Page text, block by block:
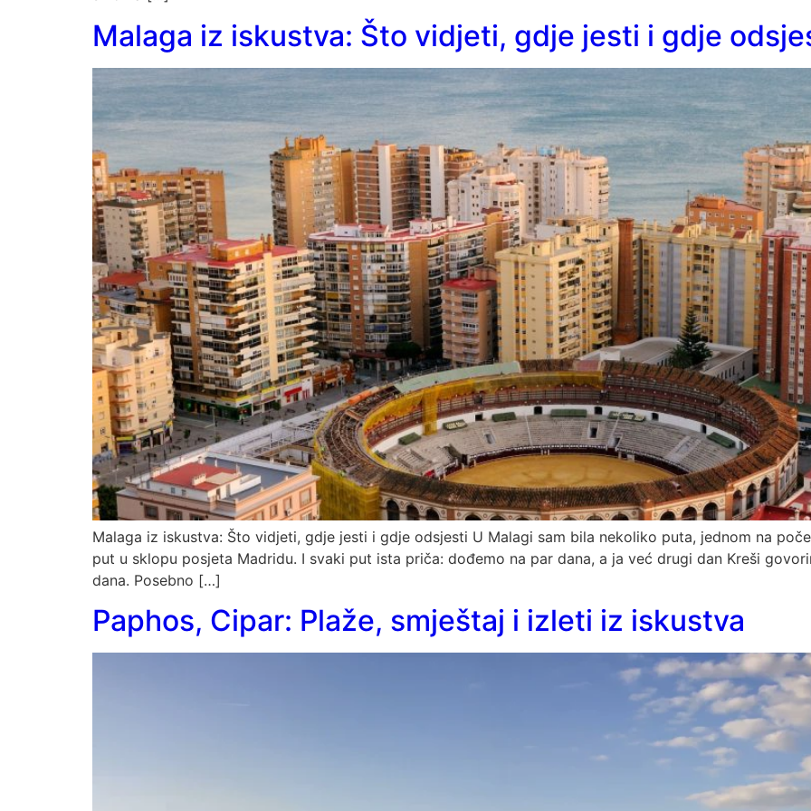
Malaga iz iskustva: Što vidjeti, gdje jesti i gdje
Malaga iz iskustva: Što vidjeti, gdje jesti i gdje odsjesti U Malagi sam bila nekoliko puta, jednom na
put u sklopu posjeta Madridu. I svaki put ista priča: dođemo na par dana, a ja već drugi dan Kreši
dana. Posebno […]
Paphos, Cipar: Plaže, smještaj i izleti iz iskustva